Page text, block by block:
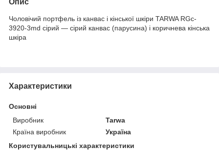
Чоловічий портфель із канвас і кінської шкіри TARWA RGc-
3920-3md сірий — сірий канвас (парусина) і коричнева кінська
шкіра
Характеристики
Основні
Виробник
Tarwa
Країна виробник
Україна
Користувальницькі характеристики